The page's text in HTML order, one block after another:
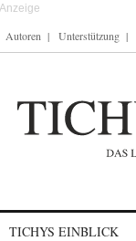
Autoren Unterstützung
TICHYS EINBLICK